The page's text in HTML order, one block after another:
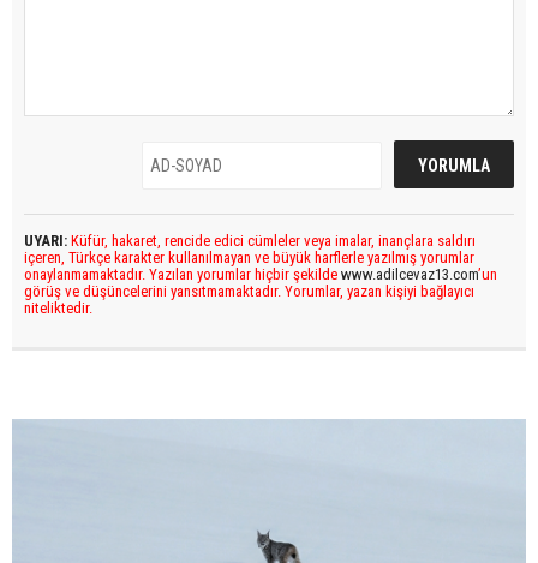
UYARI: Küfür, hakaret, rencide edici cümleler veya imalar, inançlara saldırı
içeren, Türkçe karakter kullanılmayan ve büyük harflerle yazılmış yorumlar
onaylanmamaktadır. Yazılan yorumlar hiçbir şekilde www.adilcevaz13.com’un
görüş ve düşüncelerini yansıtmamaktadır. Yorumlar, yazan kişiyi bağlayıcı
niteliktedir.